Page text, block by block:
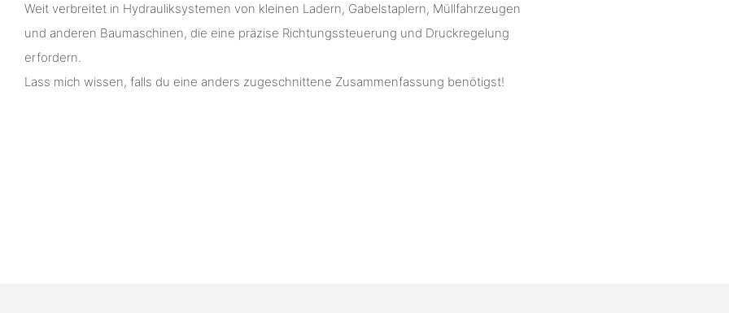
Weit verbreitet in Hydrauliksystemen von kleinen Ladern, Gabelstaplern, Müllfahrzeugen
und anderen Baumaschinen, die eine präzise Richtungssteuerung und Druckregelung
erfordern.
Lass mich wissen, falls du eine anders zugeschnittene Zusammenfassung benötigst!